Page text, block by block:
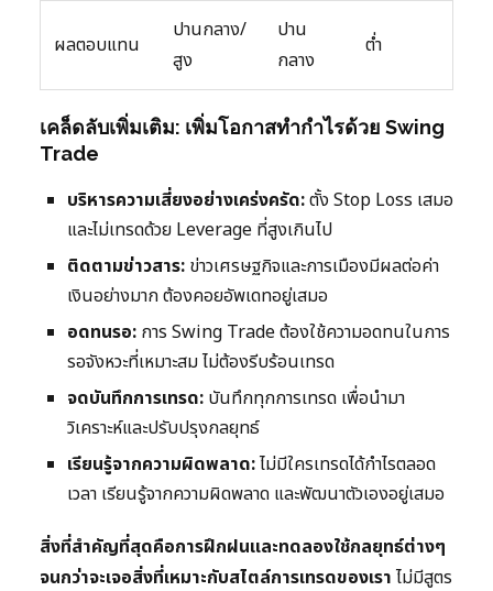
ผลตอบแทน
ปานกลาง/
สูง
ปาน
กลาง
ต่ำ
เคล็ดลับเพิ่มเติม: เพิ่มโอกาสทำกำไรด้วย Swing
Trade
บริหารความเสี่ยงอย่างเคร่งครัด:ตั้ง Stop Loss เสมอ
และไม่เทรดด้วย Leverage ที่สูงเกินไป
ติดตามข่าวสาร: ข่าวเศรษฐกิจและการเมืองมีผลต่อค่า
เงินอย่างมาก ต้องคอยอัพเดทอยู่เสมอ
อดทนรอ: การ Swing Trade ต้องใช้ความอดทนในการ
รอจังหวะที่เหมาะสม ไม่ต้องรีบร้อนเทรด
จดบันทึกการเทรด: บันทึกทุกการเทรด เพื่อนำมา
วิเคราะห์และปรับปรุงกลยุทธ์
เรียนรู้จากความผิดพลาด:ไม่มีใครเทรดได้กำไรตลอด
เวลา เรียนรู้จากความผิดพลาด และพัฒนาตัวเองอยู่เสมอ
สิ่งที่สำคัญที่สุดคือการฝึกฝนและทดลองใช้กลยุทธ์ต่างๆ
จนกว่าจะเจอสิ่งที่เหมาะกับสไตล์การเทรดของเรา ไม่มีสูตร